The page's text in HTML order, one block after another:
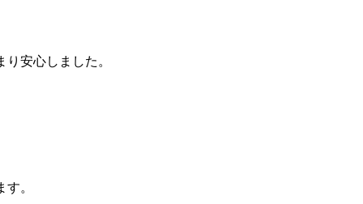
安心しました。
。